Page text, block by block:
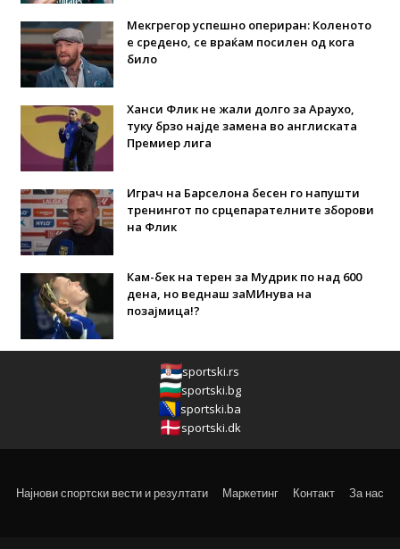
Мекгрегор успешно опериран: Коленото
е средено, се враќам посилен од кога
било
Ханси Флик не жали долго за Араухо,
туку брзо најде замена во англиската
Премиер лига
Играч на Барселона бесен го напушти
тренингот по срцепарателните зборови
на Флик
Кам-бек на терен за Мудрик по над 600
дена, но веднаш заМИнува на
позајмица!?
sportski.rs
sportski.bg
sportski.ba
sportski.dk
Најнови спортски вести и резултати Маркетинг Контакт За нас